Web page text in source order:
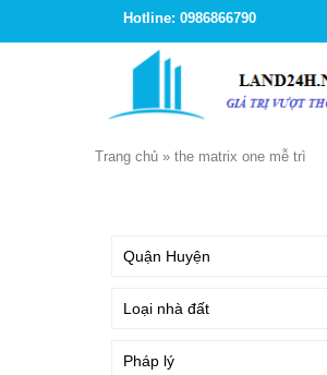
Hotline: 0986866790
Trang chủ » the matrix one mễ trì